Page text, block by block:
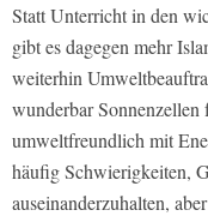
Statt Unterricht in den
gibt es dagegen mehr
weiterhin
wunderbar
umweltfreundlich mit
häufig Schwierigkeiten,
auseinanderzuhalten,